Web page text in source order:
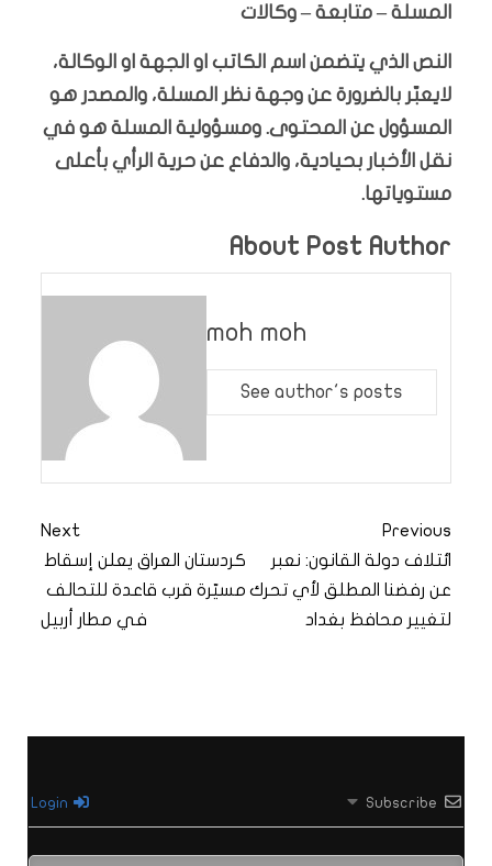
المسلة – متابعة – وكالات
النص الذي يتضمن اسم الكاتب او الجهة او الوكالة،
لايعبّر بالضرورة عن وجهة نظر المسلة، والمصدر هو
المسؤول عن المحتوى. ومسؤولية المسلة هو في
نقل الأخبار بحيادية، والدفاع عن حرية الرأي بأعلى
مستوياتها.
About Post Author
moh moh
See author's posts
Previous
ائتلاف دولة القانون: نعبر
عن رفضنا المطلق لأي تحرك
لتغيير محافظ بغداد
Next
كردستان العراق يعلن إسقاط
مسيّرة قرب قاعدة للتحالف
في مطار أربيل
Subscribe